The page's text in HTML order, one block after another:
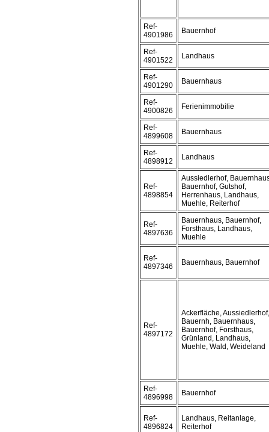
Ref-
4901986
Bauernhof
Ref-
4901522
Landhaus
Ref-
4901290
Bauernhaus
Ref-
4900826
Ferienimmobilie
Ref-
4899608
Bauernhaus
Ref-
4898912
Landhaus
Ref-
4898854
Aussiedlerhof,
Bauernhof, Gutshof,
Herrenhaus, Landhaus,
Muehle, Reiterhof
Ref-
4897636
Bauernhaus, Bauernhof,
Forsthaus, Landhaus,
Muehle
Ref-
4897346
Bauernhaus, Bauernhof
Ref-
4897172
Ackerfläche, Aussiedlerhof,
Bauernh, Bauernhaus,
Bauernhof, Forsthaus,
Grünland, Landhaus,
Muehle, Wald, Weideland
Ref-
4896998
Bauernhof
Ref-
4896824
Landhaus, Reitanlage,
Reiterhof